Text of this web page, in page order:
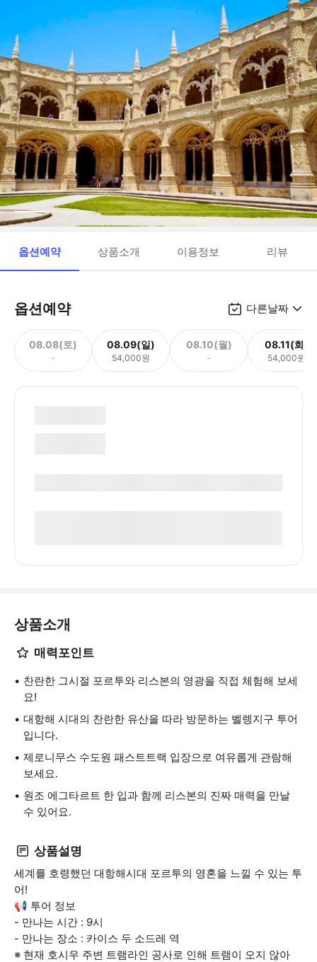
옵션예약 상품소개 이용정보 리뷰
옵션예약 다른날짜
08.08(토)
-
08.09(일)
54,000원
08.10(월)
-
08.11(화)
54,000원
상품소개
매력포인트
찬란한 그시절 포르투와 리스본의 영광을 직접 체험해 보세
요!
대항해 시대의 찬란한 유산을 따라 방문하는 벨렝지구 투어
입니다.
제로니무스 수도원 패스트트랙 입장으로 여유롭게 관람해
보세요.
원조 에그타르트 한 입과 함께 리스본의 진짜 매력을 만날
수 있어요.
상품설명
세계를 호령했던 대항해시대 포르투의 영혼을 느낄 수 있는 투
어!
📢 투어 정보
- 만나는 시간 : 9시
- 만나는 장소 : 카이스 두 소드레 역
※ 현재 호시우 주변 트램라인 공사로 인해 트램이 오지 않아